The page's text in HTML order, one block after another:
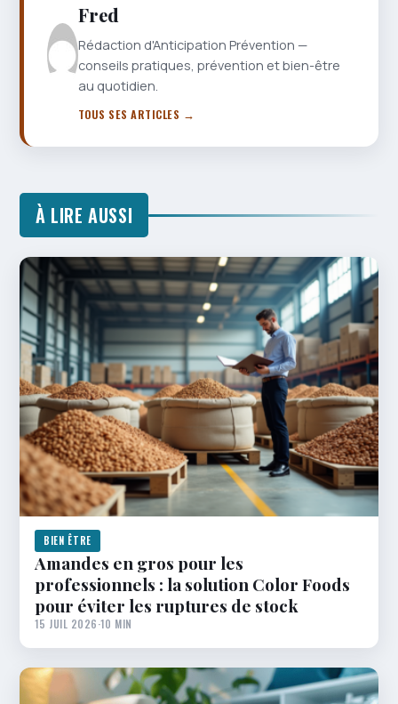
Fred
Rédaction d'Anticipation Prévention —
conseils pratiques, prévention et bien-être
au quotidien.
TOUS SES ARTICLES →
À LIRE AUSSI
BIEN ÊTRE
Amandes en gros pour les
professionnels : la solution Color Foods
pour éviter les ruptures de stock
15 JUIL 2026·10 MIN